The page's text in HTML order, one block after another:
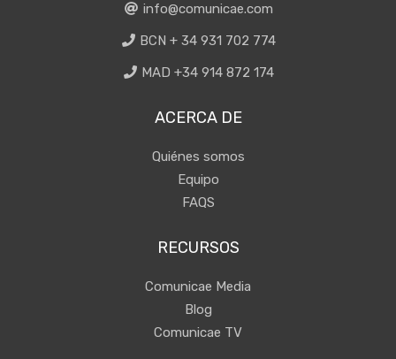
info@comunicae.com
BCN + 34 931 702 774
MAD +34 914 872 174
ACERCA DE
Quiénes somos
Equipo
FAQS
RECURSOS
Comunicae Media
Blog
Comunicae TV